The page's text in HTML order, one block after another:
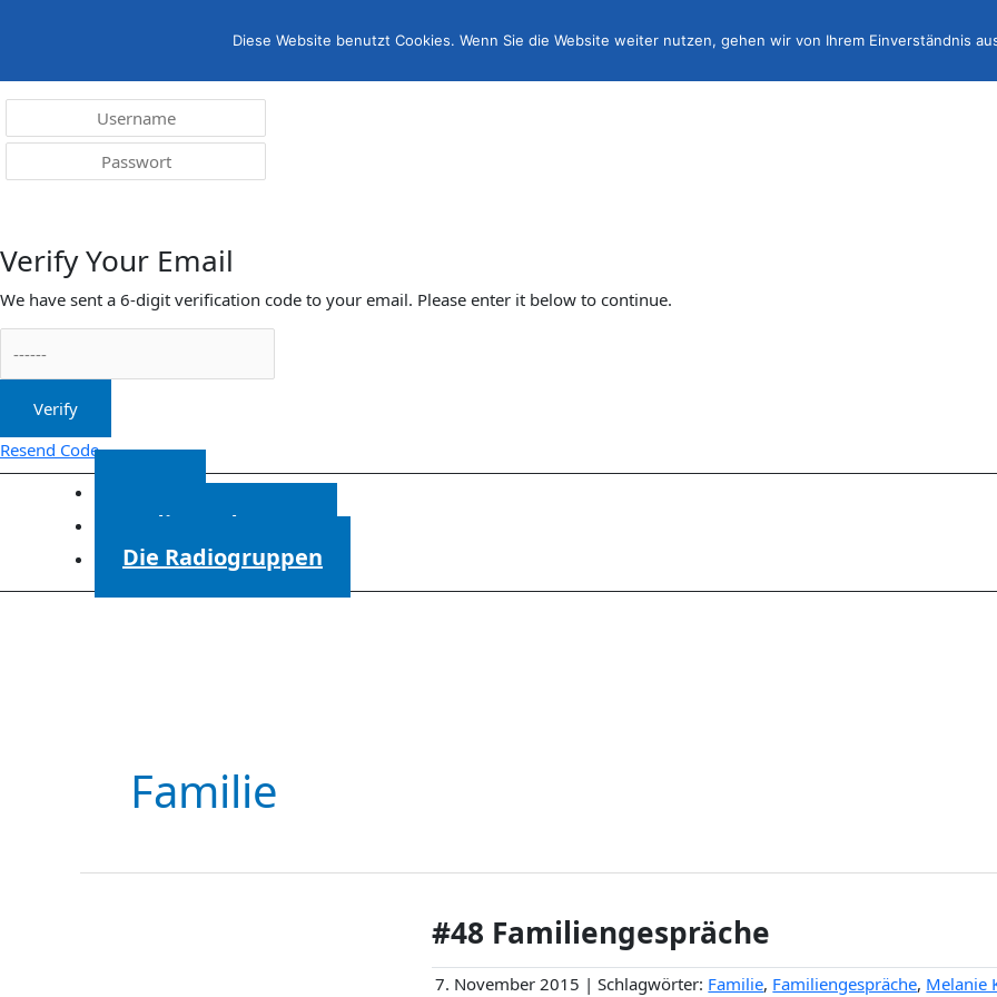
Verify Your Email
We have sent a 6-digit verification code to your email. Please enter it below to continue.
Verify
Resend Code
Radiosendungen
Die Radiogruppen
Familie
#48 Familiengespräche
7. November 2015 | Schlagwörter: Familie, Familiengespräche, Melanie
Diese Website benutzt Cookies. Wenn Sie die Website weiter nutzen, gehen wir von Ihrem Einverständnis